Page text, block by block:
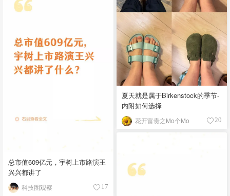
夏天就是属于Birkenstock的季节-
内附如何选择
花开富贵之Mo个Mo 20
总市值609亿元，宇树上市路演王
兴兴都讲了
科技圈观察 17